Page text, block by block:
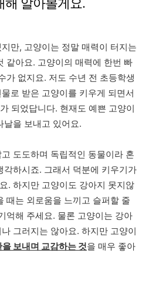
만, 고양이는 정말 매력이 터지는
같아요. 고양이의 매력에 한번 빠
가 없지요. 저도 수년 전 초등학생
로 받은 고양이를 키우게 되면서
되었답니다. 현재도 예쁜 고양이
날을 보내고 있어요.
도도하며 독립적인 동물이라 혼
각하시죠. 그래서 덕분에 키우기가
. 하지만 고양이도 강아지 못지않
때는 외로움을 느끼고 슬퍼할 줄
억해 주세요. 물론 고양이는 강아
그러지는 않아요. 하지만 고양이
보내며 교감하는 것을 매우 좋아